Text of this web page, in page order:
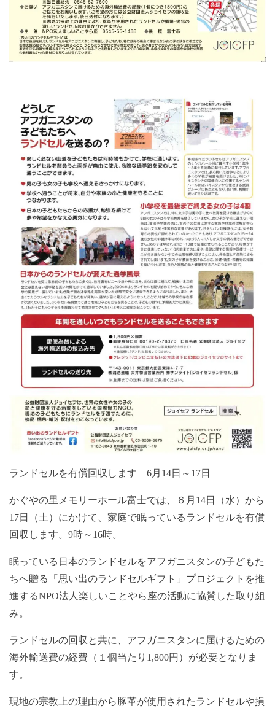
ランドセルを有償回収します 6月14日～17日
かぐやの里メモリーホール富士では、６月14日（水）から
17日（土）にかけて、家庭で眠っているランドセルを有償
回収します。9時～16時。
眠っている日本のランドセルをアフガニスタンの子どもた
ちへ贈る「思い出のランドセルギフト」プロジェクトを推
進するNPO法人楽しいことやら座の活動に協賛した取り組
み。
ランドセルの回収と共に、アフガニスタンに届けるための
海外輸送費の経費（１個当たり1,800円）が必要となりま
す。
現地の宗教上の理由から豚革が使用されたランドセルや損